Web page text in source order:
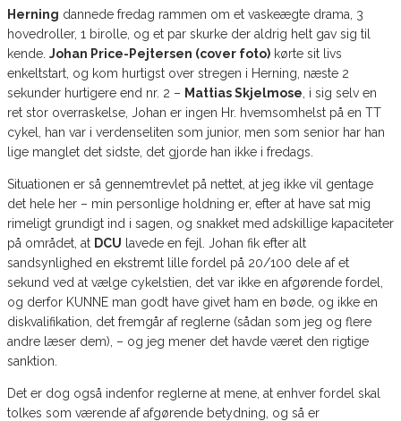
Herning dannede fredag rammen om et vaskeægte drama, 3
hovedroller, 1 birolle, og et par skurke der aldrig helt gav sig til
kende. Johan Price-Pejtersen (cover foto) kørte sit livs
enkeltstart, og kom hurtigst over stregen i Herning, næste 2
sekunder hurtigere end nr. 2 – Mattias Skjelmose , i sig selv en
ret stor overraskelse, Johan er ingen Hr. hvemsomhelst på en TT
cykel, han var i verdenseliten som junior, men som senior har han
lige manglet det sidste, det gjorde han ikke i fredags.
Situationen er så gennemtrevlet på nettet, at jeg ikke vil gentage
det hele her – min personlige holdning er, efter at have sat mig
rimeligt grundigt ind i sagen, og snakket med adskillige kapaciteter
på området, at DCU lavede en fejl. Johan fik efter alt
sandsynlighed en ekstremt lille fordel på 20/100 dele af et
sekund ved at vælge cykelstien, det var ikke en afgørende fordel,
og derfor KUNNE man godt have givet ham en bøde, og ikke en
diskvalifikation, det fremgår af reglerne (sådan som jeg og flere
andre læser dem), – og jeg mener det havde været den rigtige
sanktion.
Det er dog også indenfor reglerne at mene, at enhver fordel skal
tolkes som værende af afgørende betydning, og så er